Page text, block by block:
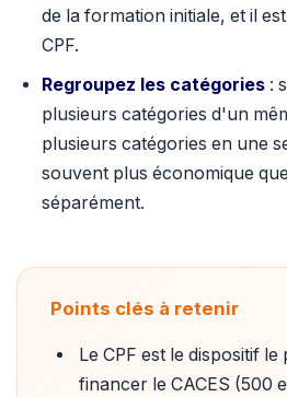
de la formation initiale, et il
CPF.
Regroupez les catégories:
plusieurs catégories d'un
plusieurs catégories en une
souvent plus économique
séparément.
Points clés à retenir
Le CPF est le dispositif
financer le CACES (500